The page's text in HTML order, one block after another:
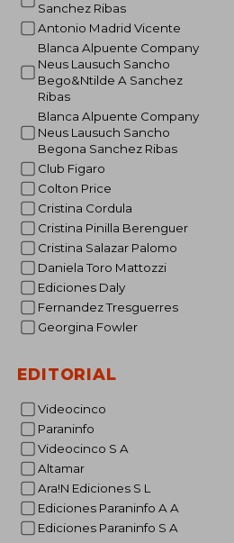
Sanchez Ribas
Antonio Madrid Vicente
Blanca Alpuente Company
Neus Lausuch Sancho
Bego&Ntilde A Sanchez
Ribas
Blanca Alpuente Company
Neus Lausuch Sancho
Begona Sanchez Ribas
Club Figaro
Colton Price
Cristina Cordula
Cristina Pinilla Berenguer
Cristina Salazar Palomo
Daniela Toro Mattozzi
Ediciones Daly
Fernandez Tresguerres
Georgina Fowler
EDITORIAL
Videocinco
Paraninfo
Videocinco S A
Altamar
Ara!N Ediciones S L
Ediciones Paraninfo A A
Ediciones Paraninfo S A